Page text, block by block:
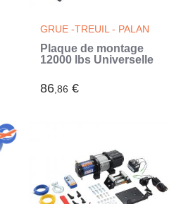
GRUE -TREUIL - PALAN
Plaque de montage
12000 lbs Universelle
86,86 €